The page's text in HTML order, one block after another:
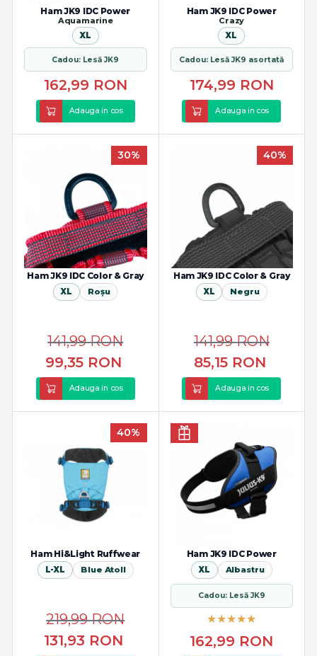
Ham JK9 IDC Power
Aquamarine
XL
Cadou: Lesă JK9
162,99 RON
Adauga in cos
Ham JK9 IDC Power
Crazy
XL
Cadou: Lesă JK9 asortată
174,99 RON
Adauga in cos
30%
Ham JK9 IDC Color & Gray
XL Roșu
99,35 RON
141,99RON
Adauga in cos
40%
Ham JK9 IDC Color & Gray
XL Negru
85,15 RON
141,99RON
Adauga in cos
40%
Ham Hi&Light Ruffwear
L-XL Blue Atoll
131,93 RON
219,99RON
Ham JK9 IDC Power
XL Albastru
Cadou: Lesă JK9
162,99 RON